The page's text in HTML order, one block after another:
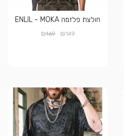
חולצת פלזמה ENLIL - MOKA
₪149
₪169